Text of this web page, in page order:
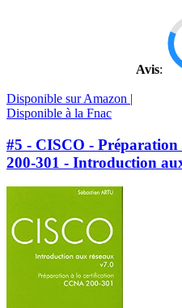
Avis:
Disponible sur Amazon |
Disponible à la Fnac
#5 - CISCO -
200-301 - Introduction